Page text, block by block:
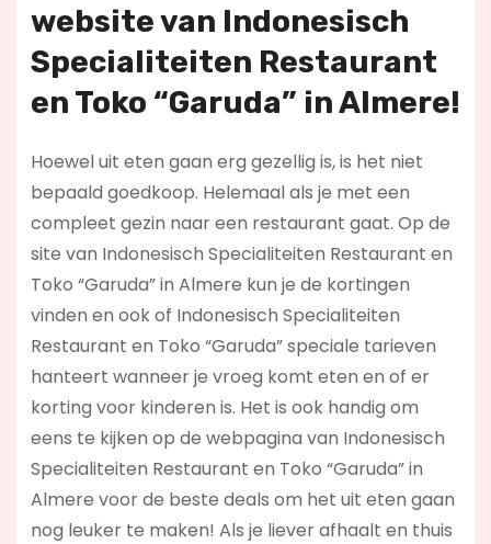
website van Indonesisch
Specialiteiten Restaurant
en Toko “Garuda” in Almere!
Hoewel uit eten gaan erg gezellig is, is het niet
bepaald goedkoop. Helemaal als je met een
compleet gezin naar een restaurant gaat. Op de
site van Indonesisch Specialiteiten Restaurant en
Toko “Garuda” in Almere kun je de kortingen
vinden en ook of Indonesisch Specialiteiten
Restaurant en Toko “Garuda” speciale tarieven
hanteert wanneer je vroeg komt eten en of er
korting voor kinderen is. Het is ook handig om
eens te kijken op de webpagina van Indonesisch
Specialiteiten Restaurant en Toko “Garuda” in
Almere voor de beste deals om het uit eten gaan
nog leuker te maken! Als je liever afhaalt en thuis